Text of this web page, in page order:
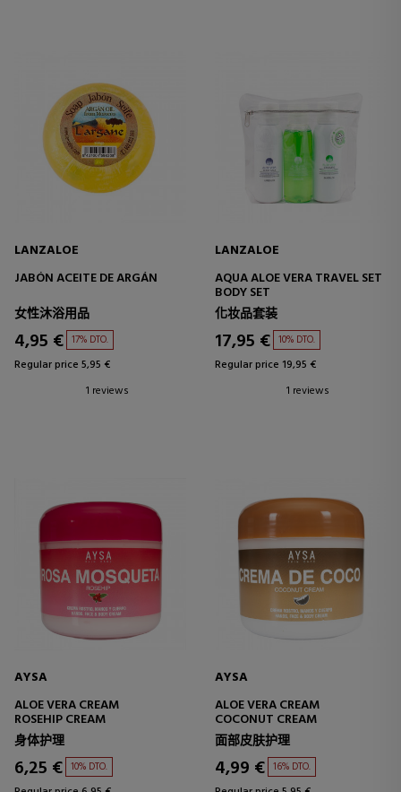
LANZALOE
JABÓN ACEITE DE ARGÁN
女性沐浴用品
4,95 € 17% DTO.
Regular price 5,95 €
1 reviews
LANZALOE
AQUA ALOE VERA TRAVEL SET
BODY SET
化妆品套装
17,95 € 10% DTO.
Regular price 19,95 €
1 reviews
AYSA
ALOE VERA CREAM
ROSEHIP CREAM
身体护理
6,25 € 10% DTO.
AYSA
ALOE VERA CREAM
COCONUT CREAM
面部皮肤护理
4,99 € 16% DTO.